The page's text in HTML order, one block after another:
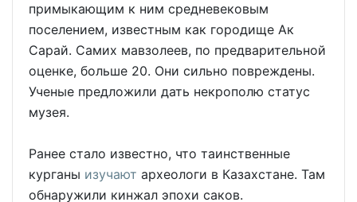
примыкающим к ним средневековым
поселением, известным как городище Ак
Сарай. Самих мавзолеев, по предварительной
оценке, больше 20. Они сильно повреждены.
Ученые предложили дать некрополю статус
музея.
Ранее стало известно, что таинственные
курганы изучают археологи в Казахстане. Там
обнаружили кинжал эпохи саков.